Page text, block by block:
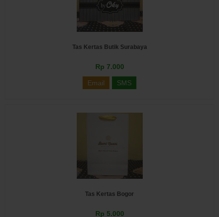
Tas Kertas Butik Surabaya
Rp 7.000
Email SMS
Tas Kertas Bogor
Rp 5.000